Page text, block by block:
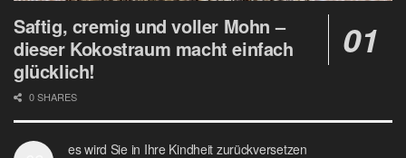
Saftig, cremig und voller Mohn –
dieser Kokostraum macht einfach
glücklich!
0 SHARES
es wird Sie in Ihre Kindheit zurückversetzen